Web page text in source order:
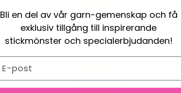
Bli en del av vår garn-gemenskap och få
exklusiv tillgång till inspirerande
stickmönster och specialerbjudanden!